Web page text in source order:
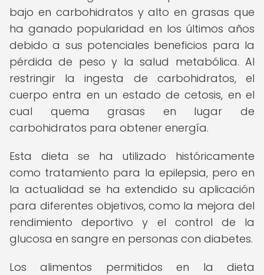
bajo en carbohidratos y alto en grasas que
ha ganado popularidad en los últimos años
debido a sus potenciales beneficios para la
pérdida de peso y la salud metabólica. Al
restringir la ingesta de carbohidratos, el
cuerpo entra en un estado de cetosis, en el
cual quema grasas en lugar de
carbohidratos para obtener energía.
Esta dieta se ha utilizado históricamente
como tratamiento para la epilepsia, pero en
la actualidad se ha extendido su aplicación
para diferentes objetivos, como la mejora del
rendimiento deportivo y el control de la
glucosa en sangre en personas con diabetes.
Los alimentos permitidos en la dieta